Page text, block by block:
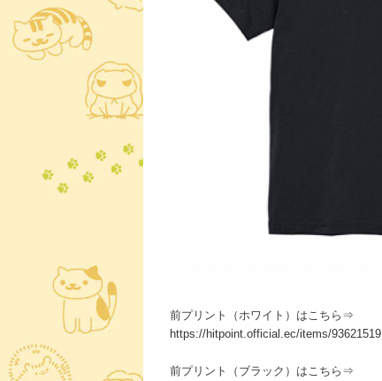
前プリント（ホワイト）はこちら⇒
https://hitpoint.official.ec/items/93621519
前プリント（ブラック）はこちら⇒